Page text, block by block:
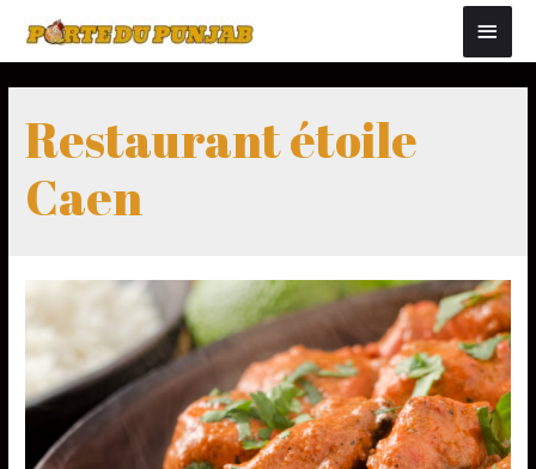
Restaurant étoile
Caen